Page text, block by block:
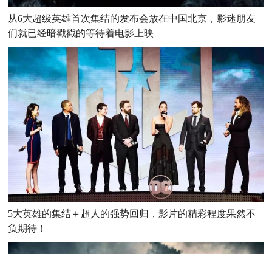
从6大超级英雄首次集结的发布会放在中国北京，影迷朋友
们就已经暗戳戳的等待着电影上映
5大英雄的集结＋超人的强势回归，影片的精彩程度果然不
负期待！